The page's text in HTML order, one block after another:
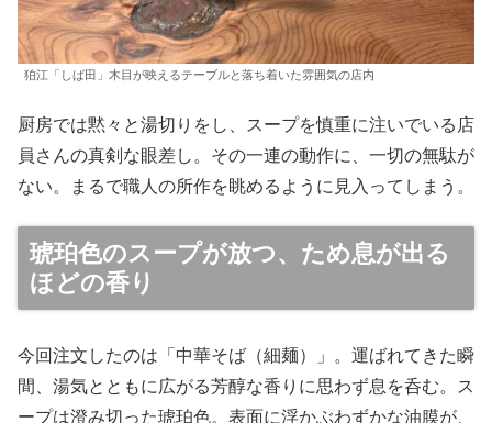
狛江「しば田」木目が映えるテーブルと落ち着いた雰囲気の店内
厨房では黙々と湯切りをし、スープを慎重に注いでいる店
員さんの真剣な眼差し。その一連の動作に、一切の無駄が
ない。まるで職人の所作を眺めるように見入ってしまう。
琥珀色のスープが放つ、ため息が出る
ほどの香り
今回注文したのは「中華そば（細麺）」。運ばれてきた瞬
間、湯気とともに広がる芳醇な香りに思わず息を呑む。ス
ープは澄み切った琥珀色。表面に浮かぶわずかな油膜が、